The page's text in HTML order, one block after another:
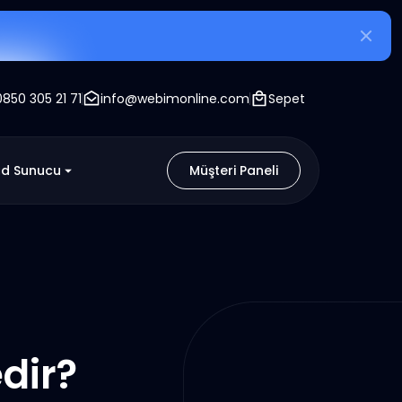
305 21 71 info@webimonline.com Sepet
Sunucu Müşteri Paneli